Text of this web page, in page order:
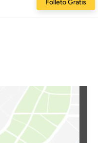
Folleto Gratis